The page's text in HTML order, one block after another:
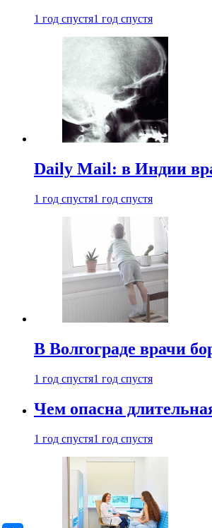
1 год спустя1 год спустя
Daily Mail: в Индии
1 год спустя1 год спустя
В Волгограде врачи
1 год спустя1 год спустя
Чем опасна
1 год спустя1 год спустя